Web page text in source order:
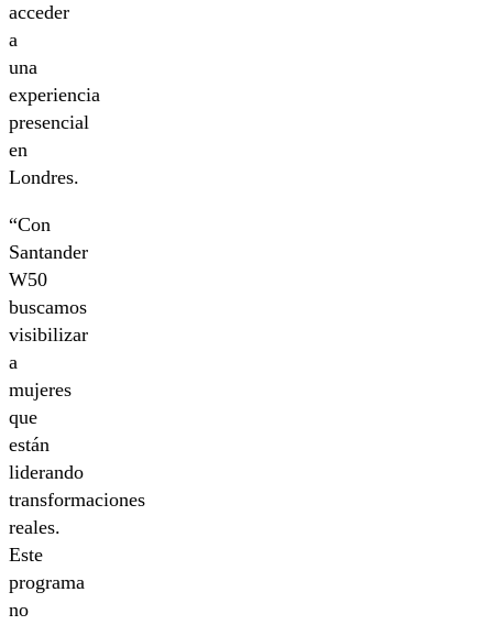
acceder
a
una
experiencia
presencial
en
Londres.
“Con
Santander
W50
buscamos
visibilizar
a
mujeres
que
están
liderando
transformaciones
reales.
Este
programa
no